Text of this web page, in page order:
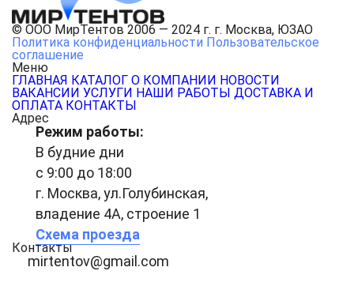
© ООО МирТентов 2006 — 2024 г. г. Москва, ЮЗАО
Политика конфиденциальности Пользовательское
соглашение
Меню
ГЛАВНАЯ КАТАЛОГ О КОМПАНИИ НОВОСТИ
ВАКАНСИИ УСЛУГИ НАШИ РАБОТЫ ДОСТАВКА И
ОПЛАТА КОНТАКТЫ
Адрес
Режим работы:
В будние дни
с 9:00 до 18:00
г. Москва, ул.Голубинская,
владение 4А, строение 1
Схема проезда
Контакты
mirtentov@gmail.com